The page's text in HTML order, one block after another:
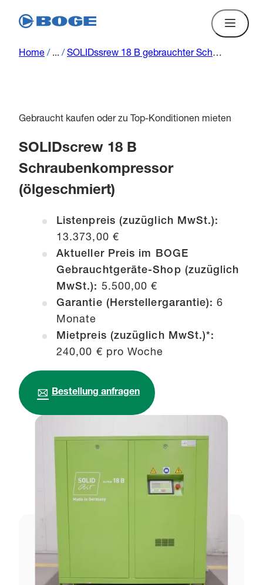
Home / ... / SOLIDssrew 18 B gebrauchter Schraubenkompressor (ölgeschmiert)
Gebraucht kaufen oder zu Top-Konditionen mieten
SOLIDscrew 18 B
Schraubenkompressor
(ölgeschmiert)
Listenpreis (zuzüglich MwSt.):
13.373,00 €
Aktueller Preis im BOGE
Gebrauchtgeräte-Shop (zuzüglich
MwSt.): 5.500,00 €
Garantie (Herstellergarantie):6
Monate
Mietpreis (zuzüglich MwSt.)*:
240,00 € pro Woche
Bestellung anfragen